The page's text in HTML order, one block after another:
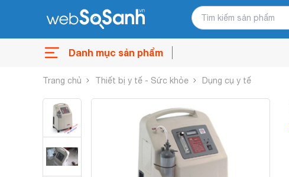
Danh mục sản phẩm
Trang chủ Thiết bị y tế - Sức khỏe Dụng cụ y tế